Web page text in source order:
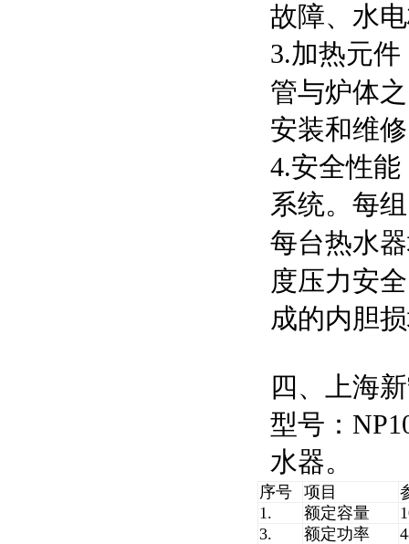
故障、水
3.加热元
管与炉体
安装和维
4.安全性
系统。每
每台热水
度压力安
成的内胆
四、上海
型号：
水器。
序号 项目
1.
额定容量
3.
额定功率